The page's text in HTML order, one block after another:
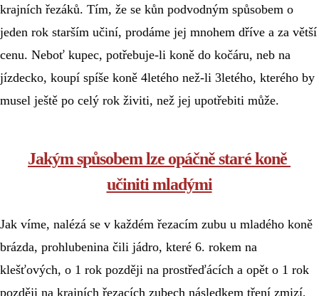
krajních řezáků. Tím, že se kůn podvodným spůsobem o
jeden rok starším učiní, prodáme jej mnohem dříve a za větší
cenu. Neboť kupec, potřebuje-li koně do kočáru, neb na
jízdecko, koupí spíše koně 4letého než-li 3letého, kterého by
musel ještě po celý rok živiti, než jej upotřebiti může.
Jakým spůsobem lze opáčně staré koně
učiniti mladými
Jak víme, nalézá se v každém řezacím zubu u mladého koně
brázda, prohlubenina čili jádro, které 6. rokem na
klešťových, o 1 rok později na prostřeďácích a opět o 1 rok
později na krajních řezacích zubech následkem tření zmizí,